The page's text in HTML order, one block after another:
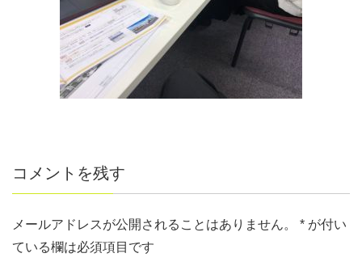
コメントを残す
メールアドレスが公開されることはありません。 * が付い
ている欄は必須項目です